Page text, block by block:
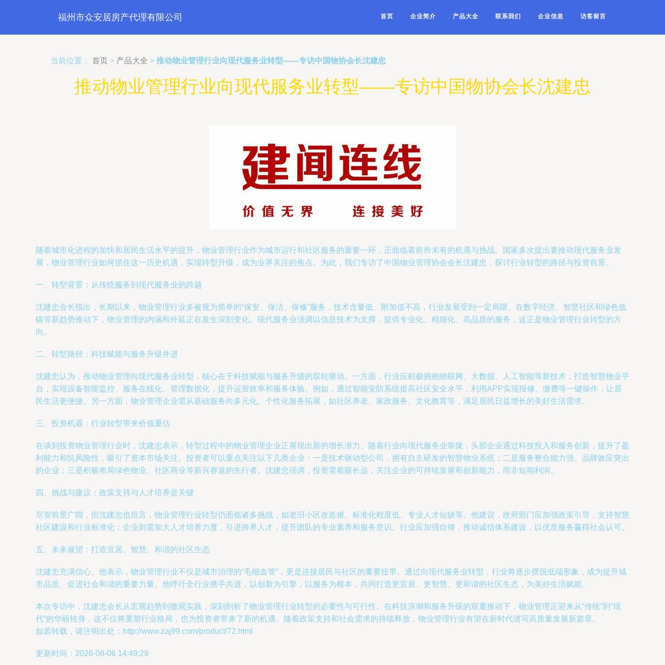
福州市众安居房产代理有限公司 首页 企业简介 产品大全 联系我们 企业信息 访客留言
当前位置： 首页 > 产品大全 > 推动物业管理行业向现代服务业转型——专访中国物协会长沈建忠
推动物业管理行业向现代服务业转型——专访中国物协会长沈建忠
随着城市化进程的加快和居民生活水平的提升，物业管理行业作为城市运行和社区服务的重要一环，正面临着前所未有的机遇与挑战。国家多次提出要推动现代服务业发
展，物业管理行业如何抓住这一历史机遇，实现转型升级，成为业界关注的焦点。为此，我们专访了中国物业管理协会会长沈建忠，探讨行业转型的路径与投资前景。
一、转型背景：从传统服务到现代服务业的跨越
沈建忠会长指出，长期以来，物业管理行业多被视为简单的“保安、保洁、保修”服务，技术含量低、附加值不高，行业发展受到一定局限。在数字经济、智慧社区和绿色低
碳等新趋势推动下，物业管理的内涵和外延正在发生深刻变化。现代服务业强调以信息技术为支撑，提供专业化、精细化、高品质的服务，这正是物业管理行业转型的方
向。
二、转型路径：科技赋能与服务升级并进
沈建忠认为，推动物业管理向现代服务业转型，核心在于科技赋能与服务升级的双轮驱动。一方面，行业应积极拥抱物联网、大数据、人工智能等新技术，打造智慧物业平
台，实现设备智能监控、服务在线化、管理数据化，提升运营效率和服务体验。例如，通过智能安防系统提高社区安全水平，利用APP实现报修、缴费等一键操作，让居
民生活更便捷。另一方面，物业管理企业需从基础服务向多元化、个性化服务拓展，如社区养老、家政服务、文化教育等，满足居民日益增长的美好生活需求。
三、投资机遇：行业转型带来价值重估
在谈到投资物业管理行业时，沈建忠表示，转型过程中的物业管理企业正展现出新的增长潜力。随着行业向现代服务业靠拢，头部企业通过科技投入和服务创新，提升了盈
利能力和抗风险性，吸引了资本市场关注。投资者可以重点关注以下几类企业：一是技术驱动型公司，拥有自主研发的智慧物业系统；二是服务整合能力强、品牌效应突出
的企业；三是积极布局绿色物业、社区商业等新兴赛道的先行者。沈建忠强调，投资需着眼长远，关注企业的可持续发展和创新能力，而非短期利润。
四、挑战与建议：政策支持与人才培养是关键
尽管前景广阔，但沈建忠也坦言，物业管理行业转型仍面临诸多挑战，如老旧小区改造难、标准化程度低、专业人才短缺等。他建议，政府部门应加强政策引导，支持智慧
社区建设和行业标准化；企业则需加大人才培养力度，引进跨界人才，提升团队的专业素养和服务意识。行业应加强自律，推动诚信体系建设，以优质服务赢得社会认可。
五、未来展望：打造宜居、智慧、和谐的社区生态
沈建忠充满信心。他表示，物业管理行业不仅是城市治理的“毛细血管”，更是连接居民与社区的重要纽带。通过向现代服务业转型，行业将逐步摆脱低端形象，成为提升城
市品质、促进社会和谐的重要力量。他呼吁全行业携手共进，以创新为引擎，以服务为根本，共同打造更宜居、更智慧、更和谐的社区生态，为美好生活赋能。
本次专访中，沈建忠会长从宏观趋势到微观实践，深刻剖析了物业管理行业转型的必要性与可行性。在科技浪潮和服务升级的双重推动下，物业管理正迎来从“传统”到“现
代”的华丽转身，这不仅将重塑行业格局，也为投资者带来了新的机遇。随着政策支持和社会需求的持续释放，物业管理行业有望在新时代谱写高质量发展新篇章。
如若转载，请注明出处：http://www.zaj99.com/product/72.html
更新时间：2026-08-06 14:49:29